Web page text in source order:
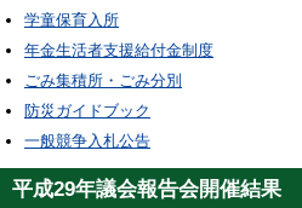
学童保育入所
年金生活者支援給付金制度
ごみ集積所・ごみ分別
防災ガイドブック
一般競争入札公告
平成29年議会報告会開催結果